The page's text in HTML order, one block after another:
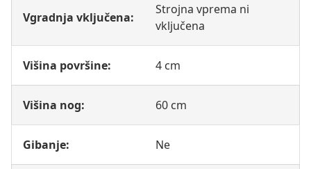
Vgradnja vključena:
Strojna vprema ni
vključena
Višina površine: 4 cm
Višina nog: 60 cm
Gibanje: Ne